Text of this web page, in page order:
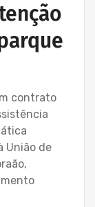
contrato
União de